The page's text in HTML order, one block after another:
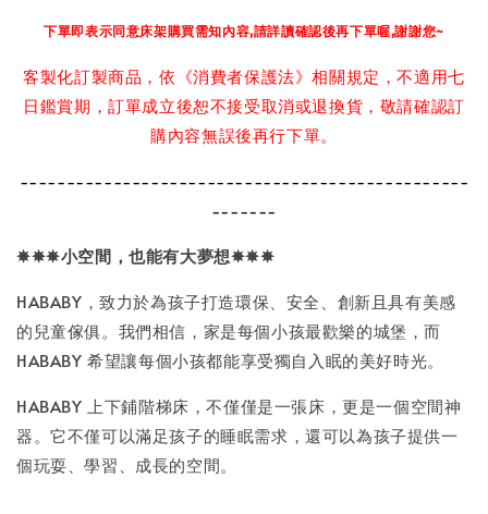
下單即表示同意床架購買需知內容,請詳讀確認後再下單喔,謝謝您~
客製化訂製商品，依《消費者保護法》相關規定，不適用七
日鑑賞期，訂單成立後恕不接受取消或退換貨，敬請確認訂
購內容無誤後再行下單。
------------------------------------------------
-------
✵✵✵小空間，也能有大夢想✵✵✵
HABABY，致力於為孩子打造環保、安全、創新且具有美感
的兒童傢俱。我們相信，家是每個小孩最歡樂的城堡，而
HABABY 希望讓每個小孩都能享受獨自入眠的美好時光。
HABABY 上下鋪階梯床，不僅僅是一張床，更是一個空間神
器。它不僅可以滿足孩子的睡眠需求，還可以為孩子提供一
個玩耍、學習、成長的空間。